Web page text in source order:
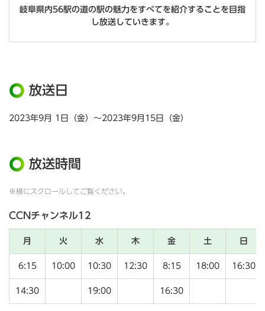
岐阜県内56駅の道の駅の魅力をすべてを紹介することを目指
し放送していきます。
放送日
2023年9月 1日（金）～2023年9月15日（金）
放送時間
※横にスクロールしてご覧ください。
CCNチャンネル12
月 火 水 木 金 土 日
6:15 10:00 10:30 12:30 8:15 18:00 16:30
14:30 19:00 16:30